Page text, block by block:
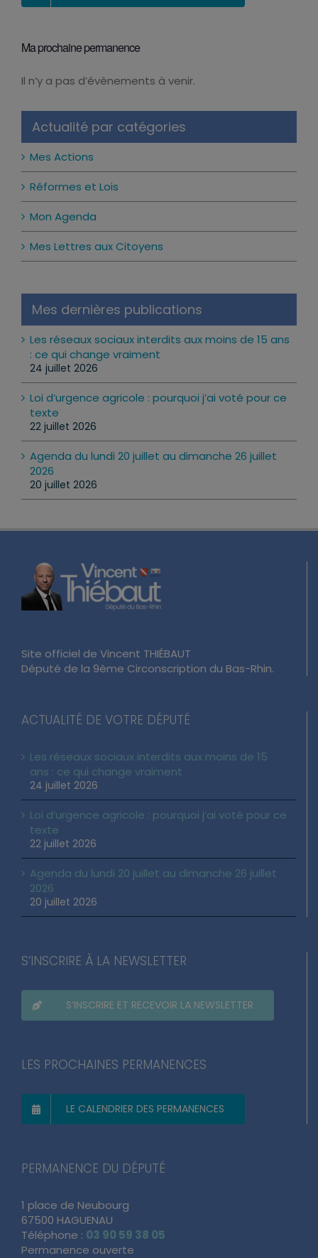
Ma prochaine permanence
Notice
Il n’y a pas d’évènements à venir.
Actualité par catégories
Mes Actions
Réformes et Lois
Mon Agenda
Mes Lettres aux Citoyens
Mes dernières publications
Les réseaux sociaux interdits aux moins de 15 ans
: ce qui change vraiment
24 juillet 2026
Loi d’urgence agricole : pourquoi j’ai voté pour ce
texte
22 juillet 2026
Agenda du lundi 20 juillet au dimanche 26 juillet
2026
20 juillet 2026
Site officiel de Vincent THIÉBAUT
Député de la 9ème Circonscription du Bas-Rhin.
ACTUALITÉ DE VOTRE DÉPUTÉ
Les réseaux sociaux interdits aux moins de 15
ans : ce qui change vraiment
24 juillet 2026
Loi d’urgence agricole : pourquoi j’ai voté pour ce
texte
22 juillet 2026
Agenda du lundi 20 juillet au dimanche 26 juillet
2026
20 juillet 2026
S’INSCRIRE À LA NEWSLETTER
S’INSCRIRE ET RECEVOIR LA NEWSLETTER
LES PROCHAINES PERMANENCES
LE CALENDRIER DES PERMANENCES
PERMANENCE DU DÉPUTÉ
1 place de Neubourg
67500 HAGUENAU
Téléphone : 03 90 59 38 05
Permanence ouverte